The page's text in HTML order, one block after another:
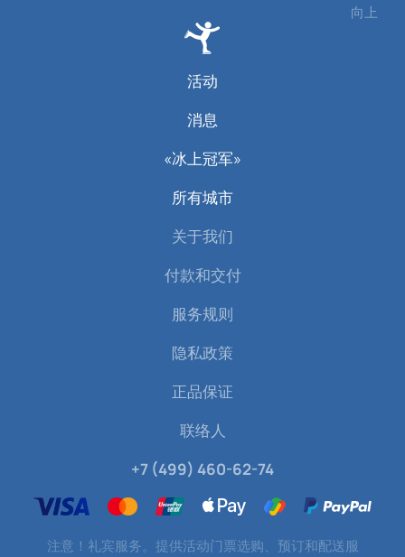
向上
活动
消息
«冰上冠军»
所有城市
关于我们
付款和交付
服务规则
隐私政策
正品保证
联络人
+7 (499) 460-62-74
注意！礼宾服务。提供活动门票选购、预订和配送服